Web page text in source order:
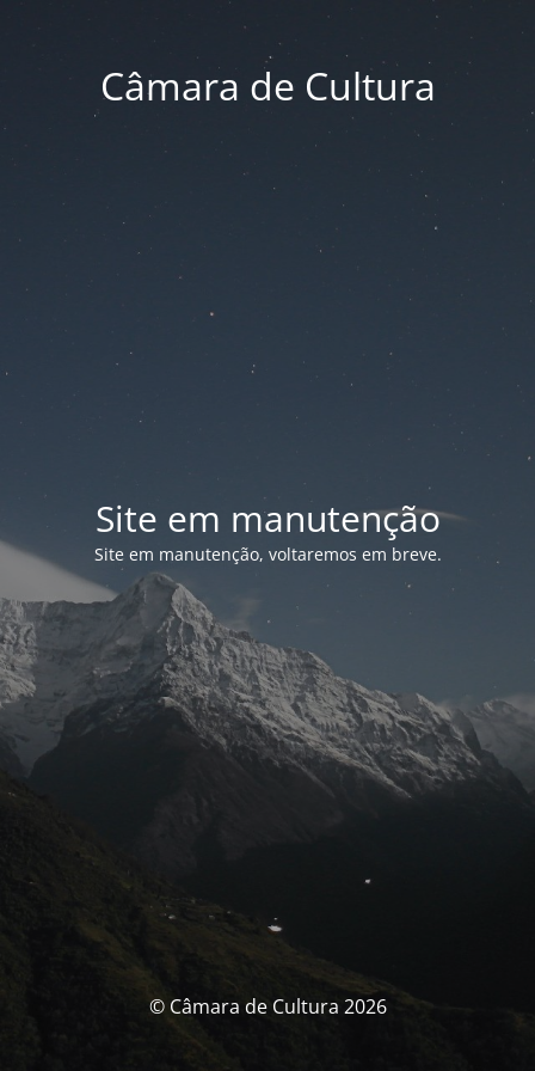
Câmara de Cultura
Site em manutenção
Site em manutenção, voltaremos em breve.
© Câmara de Cultura 2026